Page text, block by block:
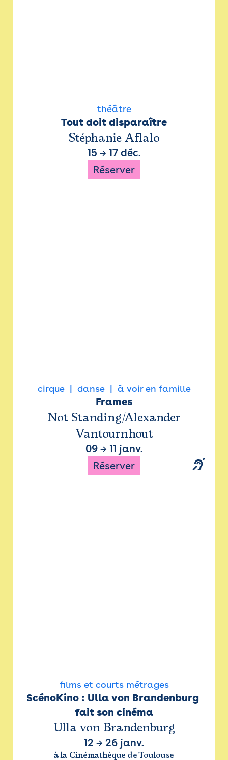
théâtre
Tout doit disparaître
Stéphanie Aflalo
15 → 17 déc.
Réserver
cirque danse à voir en famille
Frames
Not Standing/Alexander
Vantournhout
09→ 11 janv.
Réserver
films et courts métrages
ScénoKino : Ulla von Brandenburg
fait son cinéma
Ulla von Brandenburg
12 → 26 janv.
à la Cinémathèque de Toulouse